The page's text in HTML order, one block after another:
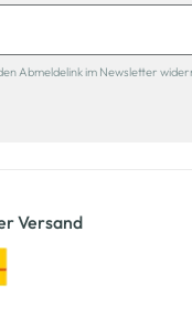
Abmeldelink im Newsletter
Versand